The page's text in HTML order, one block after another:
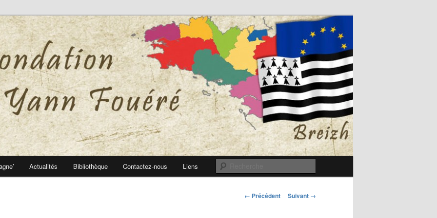
Fouéré
Fouéré
Actualités Bibliothèque Contactez-nous Liens
Navigation
← Précédent Suivant →